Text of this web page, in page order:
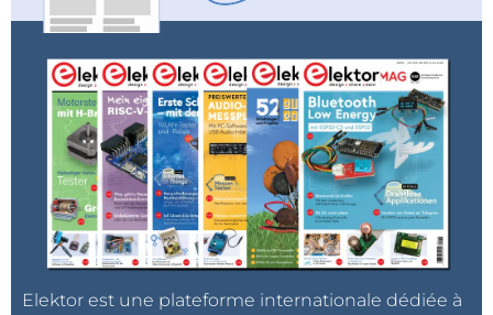
Elektor est une plateforme internationale dédiée à